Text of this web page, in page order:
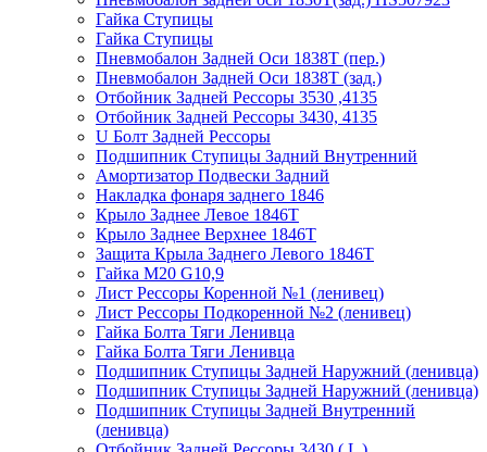
Гайка Ступицы
Гайка Ступицы
Пневмобалон Задней Оси 1838Т (пер.)
Пневмобалон Задней Оси 1838Т (зад.)
Отбойник Задней Рессоры 3530 ,4135
Отбойник Задней Рессоры 3430, 4135
U Болт Задней Рессоры
Подшипник Ступицы Задний Внутренний
Амортизатор Подвески Задний
Накладка фонаря заднего 1846
Крыло Заднее Левое 1846Т
Крыло Заднее Верхнее 1846Т
Защита Крыла Заднего Левого 1846Т
Гайка М20 G10,9
Лист Рессоры Коренной №1 (ленивец)
Лист Рессоры Подкоренной №2 (ленивец)
Гайка Болта Тяги Ленивца
Гайка Болта Тяги Ленивца
Подшипник Ступицы Задней Наружний (ленивца)
Подшипник Ступицы Задней Наружний (ленивца)
Подшипник Ступицы Задней Внутренний
(ленивца)